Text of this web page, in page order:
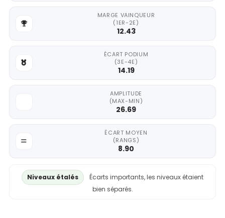
MARGE VAINQUEUR
(1ER-2E)
12.43
ÉCART PODIUM
(3E-4E)
14.19
AMPLITUDE
(MAX-MIN)
26.69
ÉCART MOYEN
(RANGS)
8.90
Niveaux étalés
Écarts importants, les niveaux étaient
bien séparés.